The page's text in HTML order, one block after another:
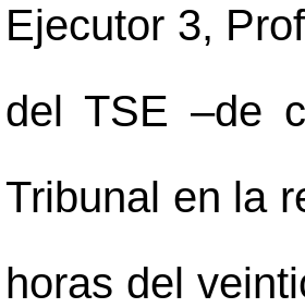
Ejecutor 3,
del TSE –de
Tribunal en la
horas del